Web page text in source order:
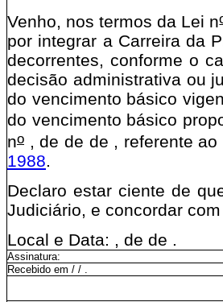
Venho, nos termos da Lei n
por integrar a Carreira da
decorrentes, conforme o
decisão administrativa ou
do vencimento básico
do vencimento básico
no , de de de , referente
1988.
Declaro estar ciente de
Judiciário, e concordar
Local e Data: , de de .
Assinatura:
Recebido em / / .